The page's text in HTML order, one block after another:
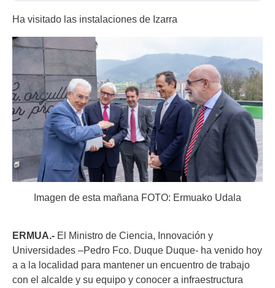
Ha visitado las instalaciones de Izarra
Imagen de esta mañana FOTO: Ermuako Udala
ERMUA.- El Ministro de Ciencia, Innovación y
Universidades –Pedro Fco. Duque Duque- ha venido hoy
a a la localidad para mantener un encuentro de trabajo
con el alcalde y su equipo y conocer a infraestructura